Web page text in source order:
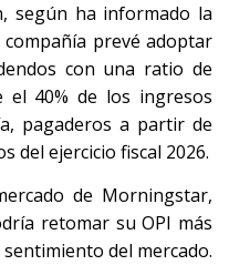
según ha informado la
compañía prevé adoptar
con una ratio de
el 40% de los ingresos
pagaderos a partir de
del ejercicio fiscal 2026.
de Morningstar,
retomar su OPI más
del mercado.